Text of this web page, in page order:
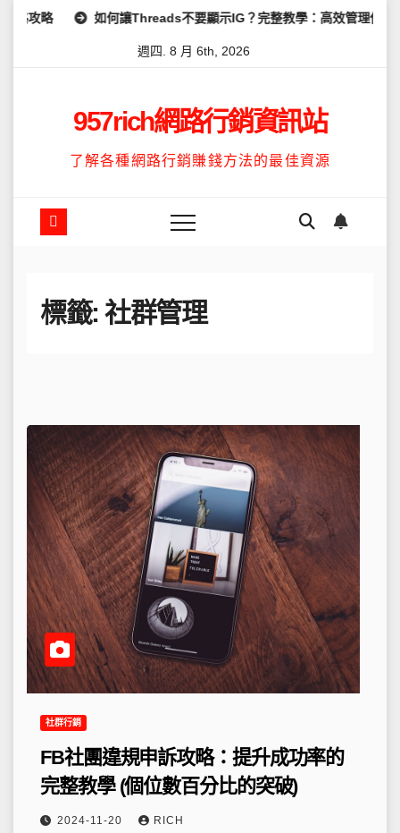
Skip如何讓Threads不要顯示IG？完整教學：高效管理你的線上隱私與數
週四. 8 月 6th, 2026
957rich網路行銷資訊站
了解各種網路行銷賺錢方法的最佳資源
標籤: 社群管理
社群行銷
FB社團違規申訴攻略：提升成功率的
完整教學 (個位數百分比的突破)
2024-11-20 RICH